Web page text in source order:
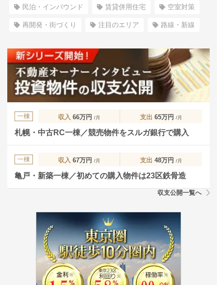
民泊・インバウンド 賃貸併用住宅 空室対策
再開発・街づくり 注目のエリア 路線・新線
一棟 収入 66万円 /月 支出 65万円 /月
札幌・中古RC一棟／競売物件をスルガ銀行で購入
一棟 収入 67万円 /月 支出 48万円 /月
亀戸・新築一棟／初めての購入物件は23区鉄骨造
収支公開一覧へ